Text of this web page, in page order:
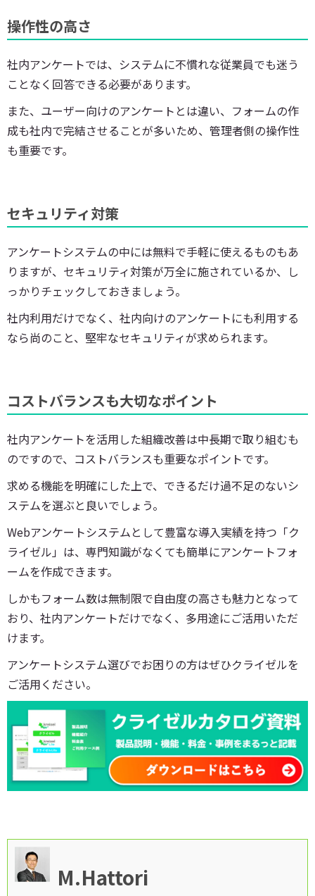
操作性の高さ
社内アンケートでは、システムに不慣れな従業員でも迷う
ことなく回答できる必要があります。
また、ユーザー向けのアンケートとは違い、フォームの作
成も社内で完結させることが多いため、管理者側の操作性
も重要です。
セキュリティ対策
アンケートシステムの中には無料で手軽に使えるものもあ
りますが、セキュリティ対策が万全に施されているか、し
っかりチェックしておきましょう。
社内利用だけでなく、社内向けのアンケートにも利用する
なら尚のこと、堅牢なセキュリティが求められます。
コストバランスも大切なポイント
社内アンケートを活用した組織改善は中長期で取り組むも
のですので、コストバランスも重要なポイントです。
求める機能を明確にした上で、できるだけ過不足のないシ
ステムを選ぶと良いでしょう。
Webアンケートシステムとして豊富な導入実績を持つ「ク
ライゼル」は、専門知識がなくても簡単にアンケートフォ
ームを作成できます。
しかもフォーム数は無制限で自由度の高さも魅力となって
おり、社内アンケートだけでなく、多用途にご活用いただ
けます。
アンケートシステム選びでお困りの方はぜひクライゼルを
ご活用ください。
M.Hattori